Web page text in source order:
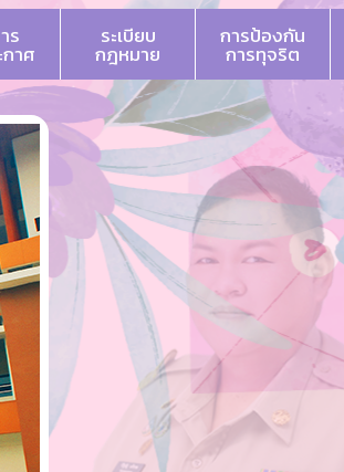
ร
กาศ
ระเบียบ
กฎหมาย
การป้องกัน
การทุจริต